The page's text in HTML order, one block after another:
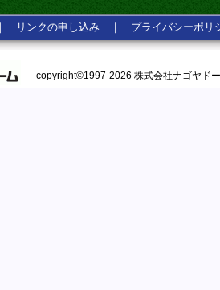
リンクの申し込み ｜ プライバシーポリ
copyright©1997-2026 株式会社ナゴヤド